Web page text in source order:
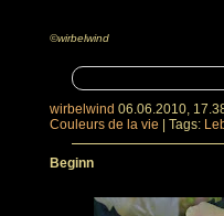
©wirbelwind
wirbelwind 06.06.2010,
Couleurs de la vie
Tags:
Beginn